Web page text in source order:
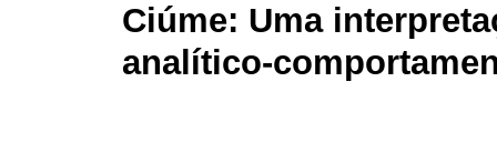
Ciúme: Uma
analítico-